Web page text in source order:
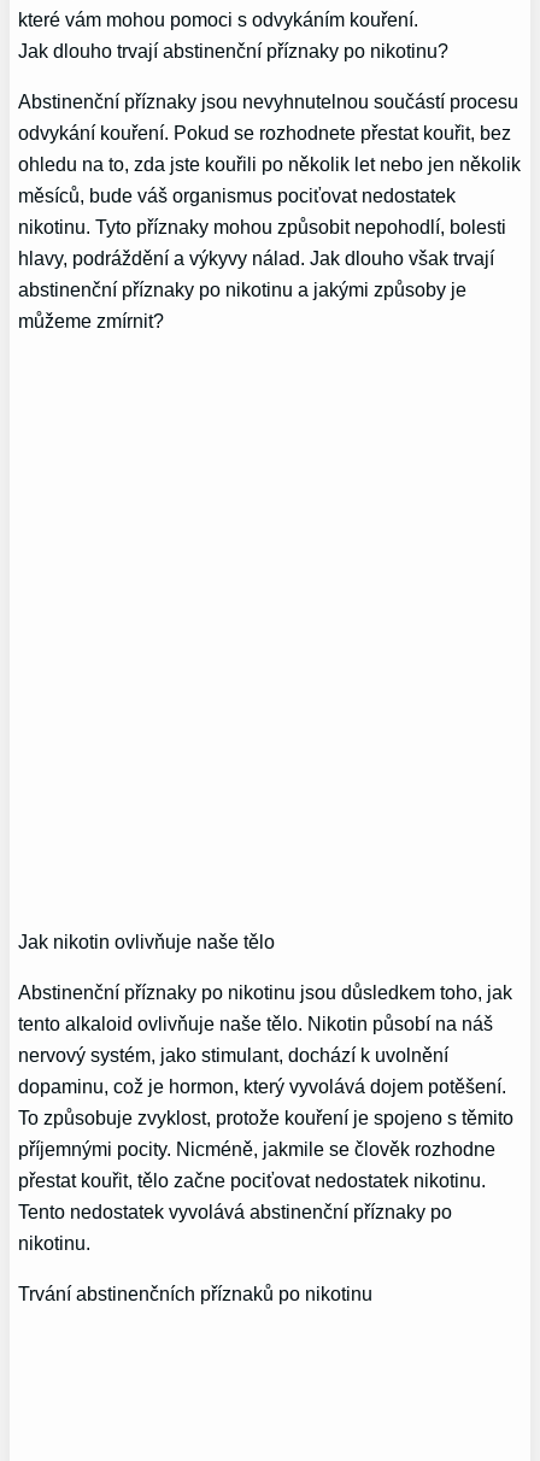
které vám mohou pomoci s odvykáním kouření.
Jak dlouho trvají abstinenční příznaky po nikotinu?
Abstinenční příznaky jsou nevyhnutelnou součástí procesu
odvykání kouření. Pokud se rozhodnete přestat kouřit, bez
ohledu na to, zda jste kouřili po několik let nebo jen několik
měsíců, bude váš organismus pociťovat nedostatek
nikotinu. Tyto příznaky mohou způsobit nepohodlí, bolesti
hlavy, podráždění a výkyvy nálad. Jak dlouho však trvají
abstinenční příznaky po nikotinu a jakými způsoby je
můžeme zmírnit?
Jak nikotin ovlivňuje naše tělo
Abstinenční příznaky po nikotinu jsou důsledkem toho, jak
tento alkaloid ovlivňuje naše tělo. Nikotin působí na náš
nervový systém, jako stimulant, dochází k uvolnění
dopaminu, což je hormon, který vyvolává dojem potěšení.
To způsobuje zvyklost, protože kouření je spojeno s těmito
příjemnými pocity. Nicméně, jakmile se člověk rozhodne
přestat kouřit, tělo začne pociťovat nedostatek nikotinu.
Tento nedostatek vyvolává abstinenční příznaky po
nikotinu.
Trvání abstinenčních příznaků po nikotinu